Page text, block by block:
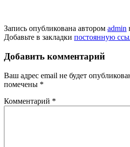
Запись опубликована автором admin
Добавьте в закладки постоянную
Добавить комментарий
Ваш адрес email не будет
помечены *
Комментарий *